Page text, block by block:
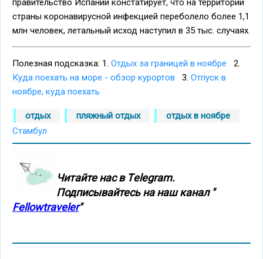
правительство Испании констатирует, что на территории
страны коронавирусной инфекцией переболело более 1,1
млн человек, летальный исход наступил в 35 тыс. случаях.
Полезная подсказка: 1. Отдых за границей в ноябре 2.
Куда поехать на море - обзор курортов 3. Отпуск в
ноябре, куда поехать
отдых пляжный отдых
отдых в ноябре
Стамбул
Читайте нас в Тelegram.
Подписывайтесь на наш канал "
Fellowtraveler"